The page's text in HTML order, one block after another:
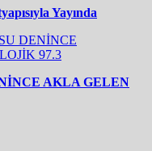
Yayında
AKLA GELEN